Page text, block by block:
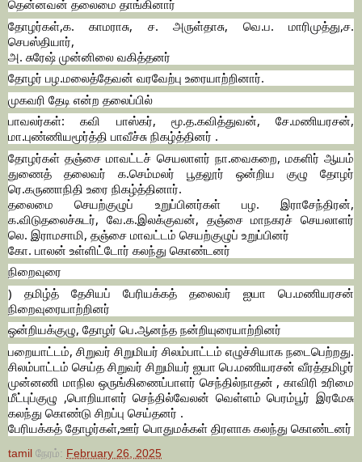
தென்னவன் தலைமை தாங்கினார்
தோழர்கள்,க. காமராசு, ச. அருள்தாசு, வெ.ப. மாரிமுத்து,ச.
செபஸ்தியார்,
அ. சுரேஷ் முன்னிலை வகித்தனர்
தோழர் பழ.மலைத்தேவன் வரவேற்பு உரையாற்றினார்.
முகவரி தேடி என்ற தலைப்பில்
பாவலர்கள்: கவி பாஸ்கர், மூ.த.கவித்துவன், சே.மணியரசன்,
மா.புண்ணியமூர்த்தி பாவீச்சு நிகழ்த்தினர் .
தோழர்கள் தஞ்சை மாவட்டச் செயலாளர் நா.வைகறை, மகளிர் ஆயம்
துணைத் தலைவர் க.செம்மலர் பூதலூர் ஒன்றிய குழு தோழர்
ரெ.கருணாநிதி உரை நிகழ்த்தினார்.
தலைமை செயற்குழுப் உறுப்பினர்கள் பழ. இராசேந்திரன்,
க.விடுதலைச்சுடர், வே.க.இலக்குவன், தஞ்சை மாநகரச் செயலாளர்
லெ. இராமசாமி, தஞ்சை மாவட்டம் செயற்குழுப் உறுப்பினர்
கோ. பாலன் உள்ளிட்டோர் கலந்து கொண்டனர்
நிறைவுரை
) தமிழ்த் தேசியப் பேரியக்கத் தலைவர் ஐயா பெ.மணியரசன்
நிறைவுரையாற்றினர்
ஒன்றியக்குழு, தோழர் பெ.ஆனந்த நன்றியுரையாற்றினர்
பறையாட்டம், சிறுவர் சிறுமியர் சிலம்பாட்டம் எழுச்சியாக நடைபெற்றது.
சிலம்பாட்டம் செய்த சிறுவர் சிறுமியர் ஐயா பெ.மணியரசன் வீரத்தமிழர்
முன்னணி மாநில ஒருங்கிணைப்பாளர் செந்தில்நாதன் , காவிரி உரிமை
மீட்புப்குழு ,பொறியாளர் செந்தில்வேலன் வெள்ளம் பெரம்பூர் இரமேசு
கலந்து கொண்டு சிறப்பு செய்தனர் .
பேரியக்கத் தோழர்கள்,ஊர் பொதுமக்கள் திரளாக கலந்து கொண்டனர்
tamil நேரம்: February 26, 2025